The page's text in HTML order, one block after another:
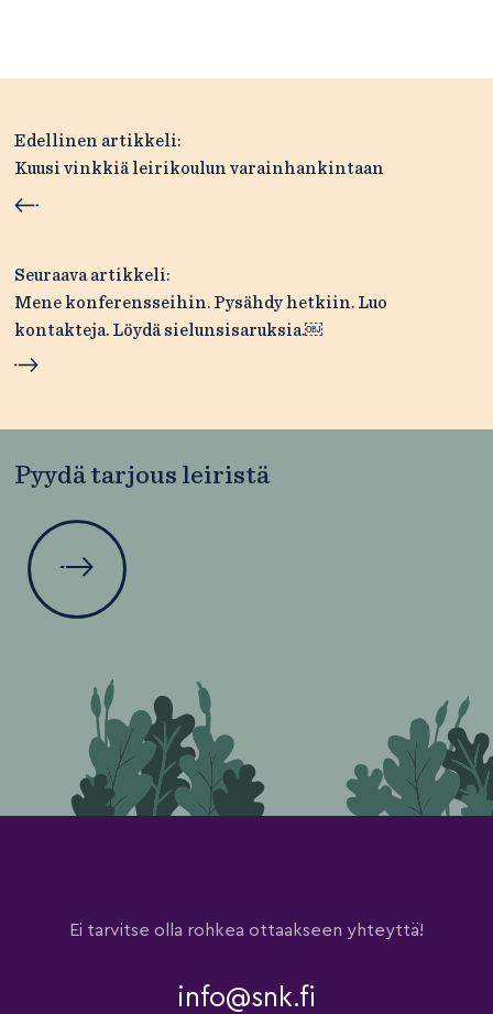
Artikkelien
selaus
Edellinen artikkeli:
Kuusi vinkkiä leirikoulun varainhankintaan
Seuraava artikkeli:
Mene konferensseihin. Pysähdy hetkiin. Luo
kontakteja. Löydä sielunsisaruksia.￼
Pyydä tarjous leiristä
Ei tarvitse olla rohkea ottaakseen yhteyttä!
info@snk.fi